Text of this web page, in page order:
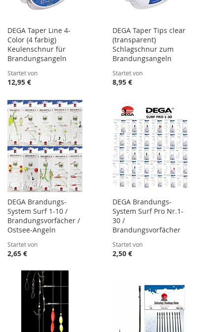
DEGA Taper Line 4-
Color (4 farbig)
Keulenschnur für
Brandungsangeln
Startet von
12,95 €
DEGA Taper Tips clear
(transparent)
Schlagschnur zum
Brandungsangeln
Startet von
8,95 €
DEGA Brandungs-
System Surf 1-10 /
Brandungsvorfächer /
Ostsee-Angeln
Startet von
2,65 €
DEGA Brandungs-
System Surf Pro Nr.1-
30 /
Brandungsvorfächer
Startet von
2,50 €